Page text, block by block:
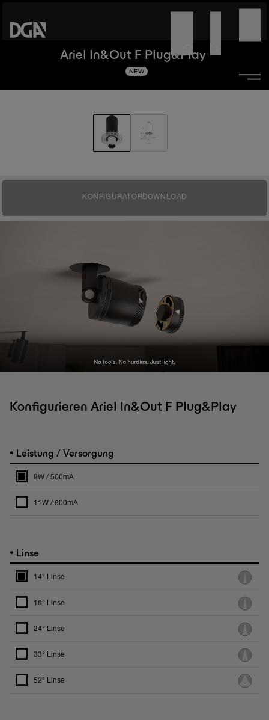
Ariel In&Out F Plug&Play
NEW
KONFIGURATORDOWNLOAD
Konfigurieren Ariel In&Out F Plug&Play
• Leistung / Versorgung
9W / 500mA
11W / 600mA
• Linse
14° Linse
18° Linse
24° Linse
33° Linse
52° Linse